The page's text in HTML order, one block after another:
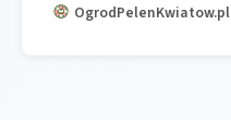
OgrodPelenKwiatow.pl